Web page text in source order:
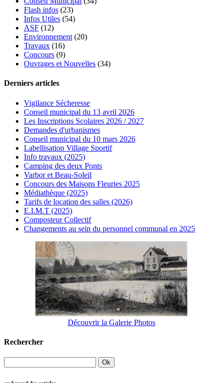
Flash infos (23)
Infos Utiles (54)
ASF (12)
Environnement (20)
Travaux (16)
Concours (9)
Ouvrages et Nouvelles (34)
Derniers articles
Vigilance Sécheresse
Conseil municipal du 13 avril 2026
Les Inscriptions Scolaires 2026 / 2027
Demandes d'urbanismes
Conseil municipal du 10 mars 2026
Labellisation Village Sportif
Info travaux (2025)
Camping des deux Ponts
Varbor et Beau-Soleil
Concours des Maisons Fleuries 2025
Médiathèque (2025)
Tarifs de location des salles (2026)
E.I.M.T (2025)
Composteur Collectif
Changements au sein du personnel communal en 2025
Découvrir la Galerie Photos
Rechercher